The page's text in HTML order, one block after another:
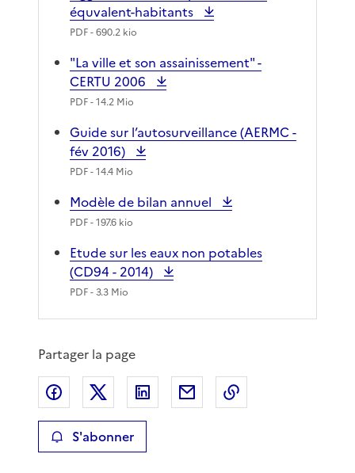
équvalent-habitants
PDF- 690.2 kio
"La ville et son assainissement" -
CERTU 2006
PDF- 14.2 Mio
Guide sur l’autosurveillance (AERMC -
fév 2016)
PDF- 14.4 Mio
Modèle de bilan annuel
PDF- 197.6 kio
Etude sur les eaux non potables
(CD94 - 2014)
PDF- 3.3 Mio
Partager la page
Partager sur Facebook
Partager sur XPartager sur LinkedIn
Partager par email
S'abonner